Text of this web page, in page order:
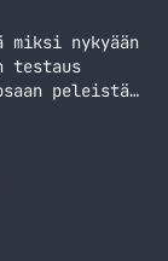
miksi nykyään
testaus
peleistä
jotka